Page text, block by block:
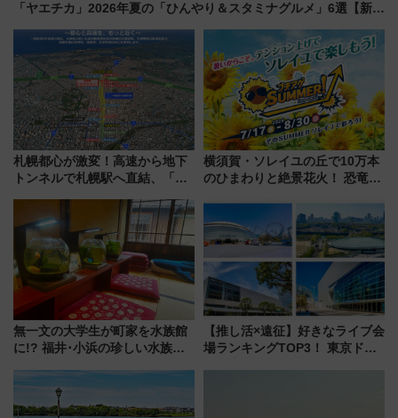
「ヤエチカ」2026年夏の「ひんやり＆スタミナグルメ」6選【新店
札幌都心が激変！高速から地下
トンネルで札幌駅へ直結、「創
から本格着工、延長4.8km整備
事業の全貌
横須賀・ソレイユの丘で10万本
のひまわりと絶景花火！ 恐竜や
帰りお出かけ最新情報（2026年
7月17日～開催）
無一文の大学生が町家を水族館
に!? 福井･小浜の珍しい水族
作体験、鯖街道の御食国など 小
浜観光レポ 第2弾
【推し活×遠征】好きなライブ会
場ランキングTOP3！ 東京ドー